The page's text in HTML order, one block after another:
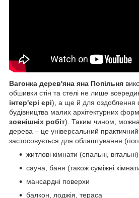
Вагонка дерев'яна яна Попільня
обшивки стін та стелі не лише
інтер'єрі єрі), а ще й для оздоблення
будівництва малих архітектурних
зовнішніх робіт). Таким чином,
дерева – це універсальний
застосовується для облаштування
житлові кімнати (спальні, вітальні)
сауна, баня (також суміжні
мансардні поверхи
балкон, лоджія, тераса